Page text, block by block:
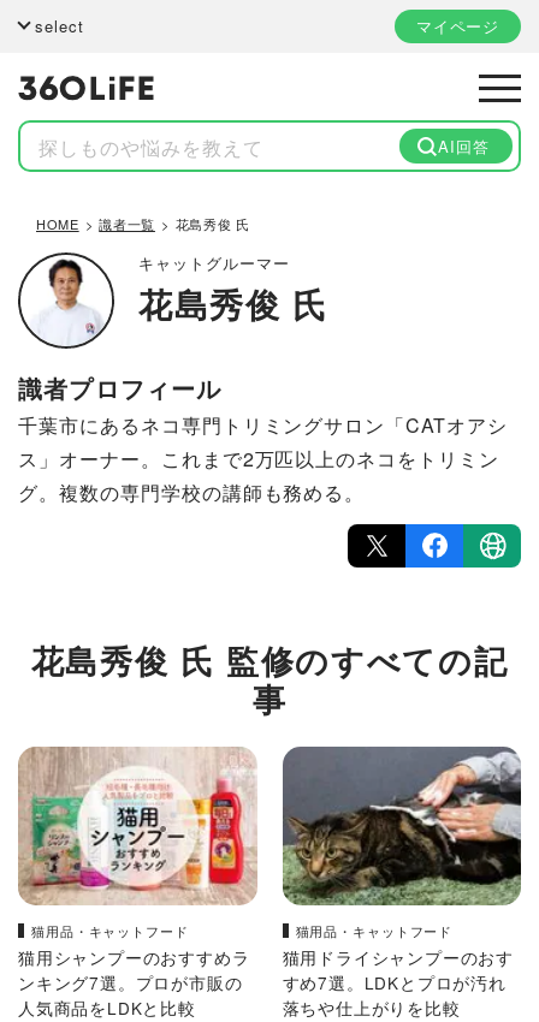
select マイページ
AI回答
HOME 識者一覧 花島秀俊 氏
キャットグルーマー
花島秀俊 氏
識者プロフィール
千葉市にあるネコ専門トリミングサロン「CATオアシ
ス」オーナー。これまで2万匹以上のネコをトリミン
グ。複数の専門学校の講師も務める。
花島秀俊 氏 監修のすべての記
事
猫用品・キャットフード
猫用シャンプーのおすすめラ
ンキング7選。プロが市販の
人気商品をLDKと比較
猫用品・キャットフード
猫用ドライシャンプーのおす
すめ7選。LDKとプロが汚れ
落ちや仕上がりを比較